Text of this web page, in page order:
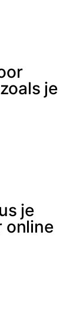
je
je
online